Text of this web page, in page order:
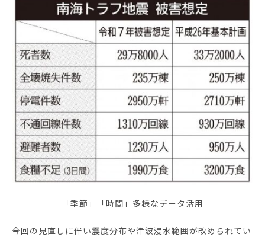
「季節」「時間」多様なデータ活用
今回の見直しに伴い震度分布や津波浸水範囲が改められてい